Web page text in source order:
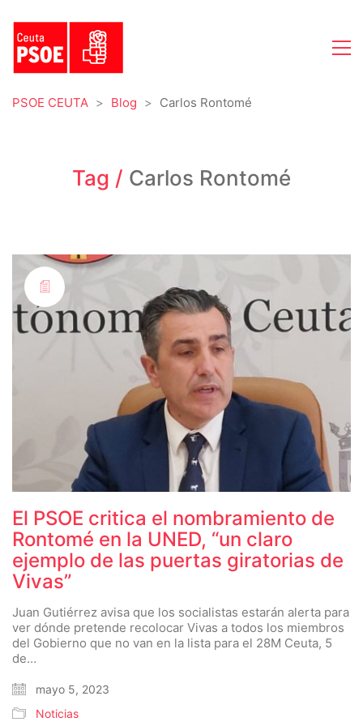
PSOE CEUTA > Blog > Carlos Rontomé
Tag / Carlos Rontomé
El PSOE critica el nombramiento de
Rontomé en la UNED, “un claro
ejemplo de las puertas giratorias de
Vivas”
Juan Gutiérrez avisa que los socialistas estarán alerta para
ver dónde pretende recolocar Vivas a todos los miembros
del Gobierno que no van en la lista para el 28M Ceuta, 5
de…
mayo 5, 2023
Noticias